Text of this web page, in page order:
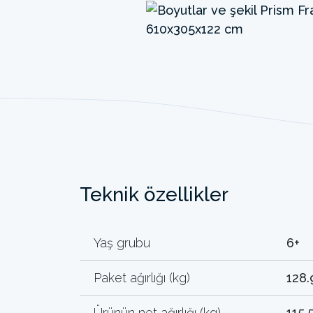
Teknik özellikler
Yaş grubu 6+
Paket ağırlığı (kg)